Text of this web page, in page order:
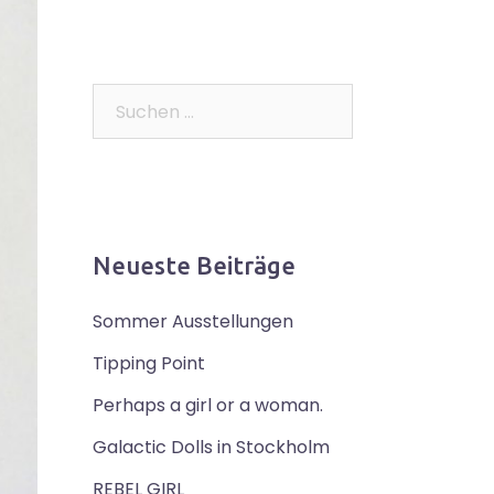
Neueste Beiträge
Sommer Ausstellungen
Tipping Point
Perhaps a girl or a woman.
Galactic Dolls in Stockholm